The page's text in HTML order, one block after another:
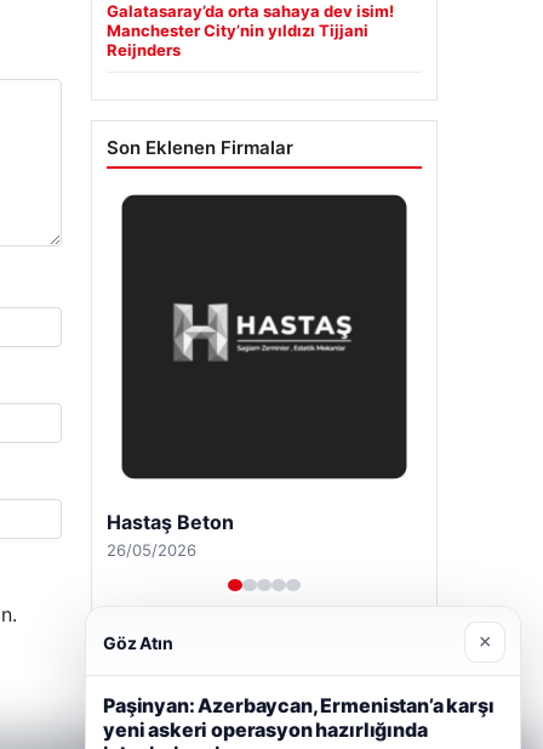
Galatasaray’da orta sahaya dev isim!
Manchester City’nin yıldızı Tijjani
Reijnders
Son Eklenen Firmalar
Hastaş Beton
26/05/2026
Göz Atın ×
Paşinyan: Azerbaycan, Ermenistan’a karşı
yeni askeri operasyon hazırlığında